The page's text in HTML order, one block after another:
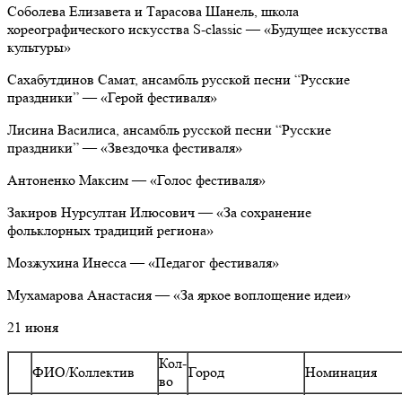
Соболева Елизавета и Тарасова Шанель, школа
хореографического искусства S-classic — «Будущее искусства
культуры»
Сахабутдинов Самат, ансамбль русской песни “Русские
праздники” — «Герой фестиваля»
Лисина Василиса, ансамбль русской песни “Русские
праздники” — «Звездочка фестиваля»
Антоненко Максим — «Голос фестиваля»
Закиров Нурсултан Илюсович — «За сохранение
фольклорных традиций региона»
Мозжухина Инесса — «Педагог фестиваля»
Мухамарова Анастасия — «За яркое воплощение идеи»
21 июня
ФИО/Коллектив
Кол-
во
Город Номинация